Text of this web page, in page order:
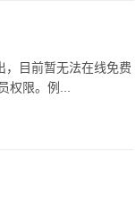
目前暂无法在线免费
权限。例...